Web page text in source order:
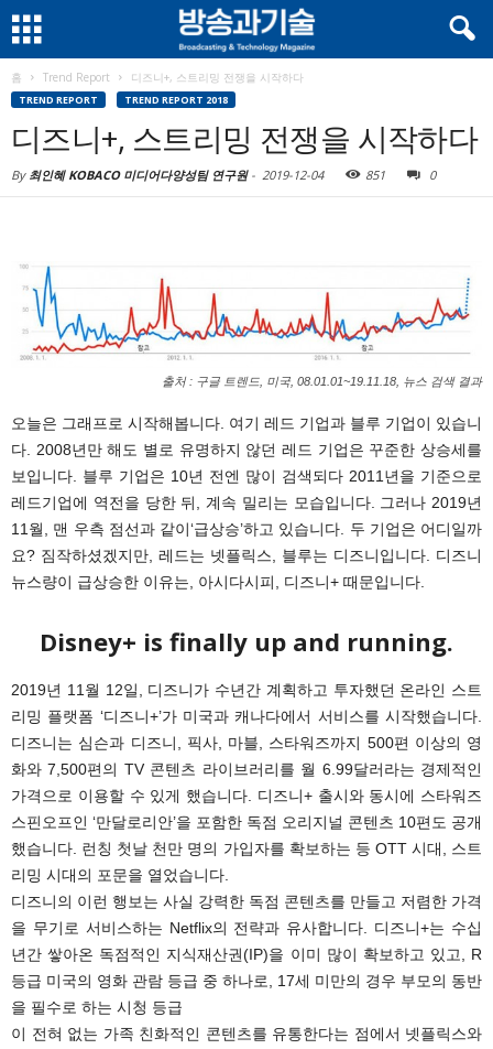
홈 Trend Report 디즈니+, 스트리밍 전쟁을 시작하다
TREND REPORT TREND REPORT 2018
디즈니+, 스트리밍 전쟁을 시작하다
By 최인혜 KOBACO 미디어다양성팀 연구원- 2019-12-04 851 0
출처 : 구글 트렌드, 미국, 08.01.01~19.11.18, 뉴스 검색 결과
오늘은 그래프로 시작해봅니다. 여기 레드 기업과 블루 기업이 있습니
다. 2008년만 해도 별로 유명하지 않던 레드 기업은 꾸준한 상승세를
보입니다. 블루 기업은 10년 전엔 많이 검색되다 2011년을 기준으로
레드기업에 역전을 당한 뒤, 계속 밀리는 모습입니다. 그러나 2019년
11월, 맨 우측 점선과 같이‘급상승’하고 있습니다. 두 기업은 어디일까
요? 짐작하셨겠지만, 레드는 넷플릭스, 블루는 디즈니입니다. 디즈니
뉴스량이 급상승한 이유는, 아시다시피, 디즈니+ 때문입니다.
Disney+ is finally up and running.
2019년 11월 12일, 디즈니가 수년간 계획하고 투자했던 온라인 스트
리밍 플랫폼 ‘디즈니+’가 미국과 캐나다에서 서비스를 시작했습니다.
디즈니는 심슨과 디즈니, 픽사, 마블, 스타워즈까지 500편 이상의 영
화와 7,500편의 TV 콘텐츠 라이브러리를 월 6.99달러라는 경제적인
가격으로 이용할 수 있게 했습니다. 디즈니+ 출시와 동시에 스타워즈
스핀오프인 ‘만달로리안’을 포함한 독점 오리지널 콘텐츠 10편도 공개
했습니다. 런칭 첫날 천만 명의 가입자를 확보하는 등 OTT 시대, 스트
리밍 시대의 포문을 열었습니다.
디즈니의 이런 행보는 사실 강력한 독점 콘텐츠를 만들고 저렴한 가격
을 무기로 서비스하는 Netflix의 전략과 유사합니다. 디즈니+는 수십
년간 쌓아온 독점적인 지식재산권(IP)을 이미 많이 확보하고 있고, R
등급 미국의 영화 관람 등급 중 하나로, 17세 미만의 경우 부모의 동반
을 필수로 하는 시청 등급
이 전혀 없는 가족 친화적인 콘텐츠를 유통한다는 점에서 넷플릭스와